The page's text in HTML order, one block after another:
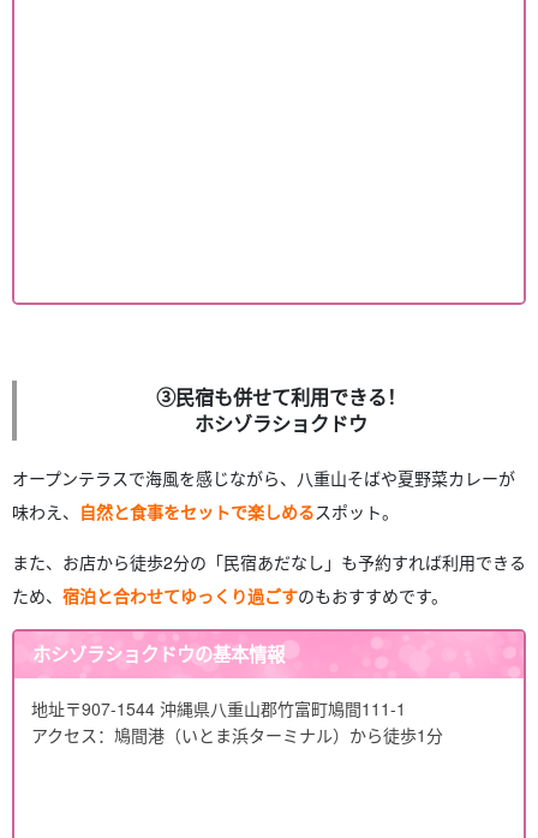
③民宿も併せて利用できる！
ホシゾラショクドウ
オープンテラスで海風を感じながら、八重山そばや夏野菜カレーが
味わえ、 自然と食事をセットで楽しめるスポット。
また、お店から徒歩2分の「民宿あだなし」も予約すれば利用できる
ため、 宿泊と合わせてゆっくり過ごすのもおすすめです。
ホシゾラショクドウの基本情報
地址〒907-1544 沖縄県八重山郡竹富町鳩間111-1
アクセス：鳩間港（いとま浜ターミナル）から徒歩1分